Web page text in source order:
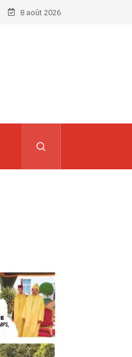
8 août 2026